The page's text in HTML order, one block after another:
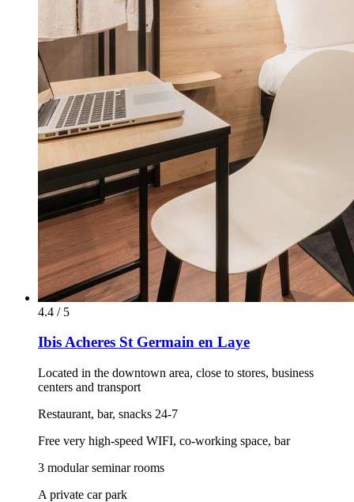
4.4 / 5
Ibis Acheres St Germain en Laye
Located in the downtown area, close to stores, business
centers and transport
Restaurant, bar, snacks 24-7
Free very high-speed WIFI, co-working space, bar
3 modular seminar rooms
A private car park